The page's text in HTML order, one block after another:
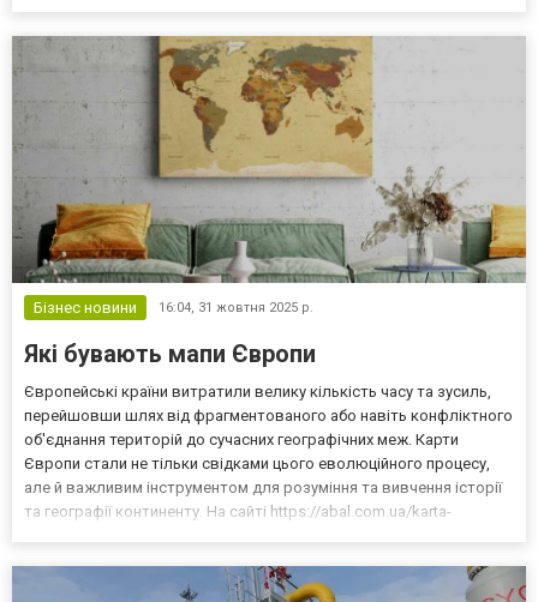
Бізнес новини 16:04, 31 жовтня 2025 р.
Які бувають мапи Європи
Європейські країни витратили велику кількість часу та зусиль,
перейшовши шлях від фрагментованого або навіть конфліктного
об'єднання територій до сучасних географічних меж. Карти
Європи стали не тільки свідками цього еволюційного процесу,
але й важливим інструментом для розуміння та вивчення історії
та географії континенту. На сайті https://abal.com.ua/karta-